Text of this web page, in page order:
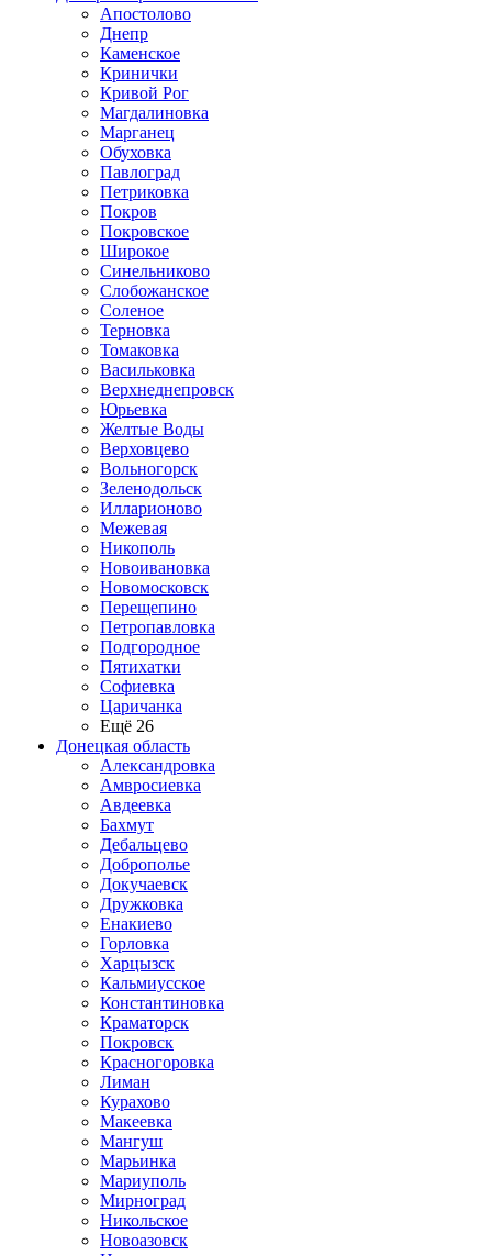
Апостолово
Днепр
Каменское
Кринички
Кривой Рог
Магдалиновка
Марганец
Обуховка
Павлоград
Петриковка
Покров
Покровское
Широкое
Синельниково
Слобожанское
Соленое
Терновка
Томаковка
Васильковка
Верхнеднепровск
Юрьевка
Желтые Воды
Верховцево
Вольногорск
Зеленодольск
Илларионово
Межевая
Никополь
Новоивановка
Новомосковск
Перещепино
Петропавловка
Подгородное
Пятихатки
Софиевка
Царичанка
Ещё 26
Донецкая область
Александровка
Амвросиевка
Авдеевка
Бахмут
Дебальцево
Доброполье
Докучаевск
Дружковка
Енакиево
Горловка
Харцызск
Кальмиусское
Константиновка
Краматорск
Покровск
Красногоровка
Лиман
Курахово
Макеевка
Мангуш
Марьинка
Мариуполь
Мирноград
Никольское
Новоазовск